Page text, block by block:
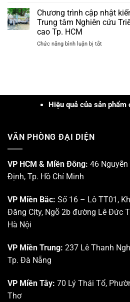
3tr
đồng
Nguyên
năm
xử
các
mụn
Thơ]
Hội
thảo
học
nghệ
PRP
học
–
thẩm
Chương trình cập nhật
Trung tâm Nghiên cứu
cao Tp. HCM
Chức năng bình luận bị tắtở
thức
và
cứu
Công
cao
Hiệu quả của sản phẩm còn
VĂN PHÒNG ĐẠI DIỆN
VP HCM & Miền Đông: 46
Định, Tp. Hồ Chí Minh
VP Miền Bắc: Số 16 – Lô TT01,
Đăng City, Ngõ 2b đường Lê Đức
Hà Nội
VP Miền Trung: 237 Lê Thanh
Tp. Đà Nẵng
VP Miền Tây: 70 Lý Thái Tổ,
Thơ